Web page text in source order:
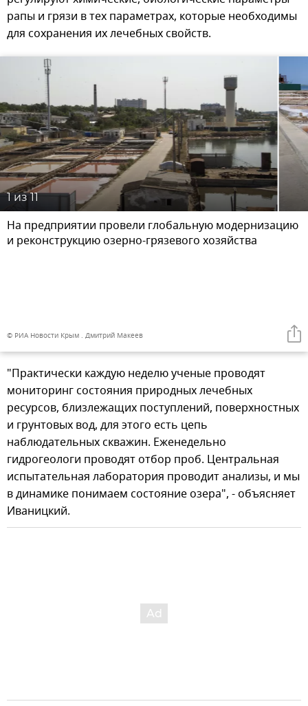
рапы и грязи в тех параметрах, которые необходимы
для сохранения их лечебных свойств.
1из 11
На предприятии провели глобальную модернизацию
и реконструкцию озерно-грязевого хозяйства
© РИА Новости Крым . Дмитрий Макеев
"Практически каждую неделю ученые проводят
мониторинг состояния природных лечебных
ресурсов, близлежащих поступлений, поверхностных
и грунтовых вод, для этого есть цепь
наблюдательных скважин. Еженедельно
гидрогеологи проводят отбор проб. Центральная
испытательная лаборатория проводит анализы, и мы
в динамике понимаем состояние озера", - объясняет
Иваницкий.